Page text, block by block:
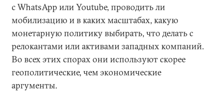
с WhatsApp или Youtube, проводить ли
мобилизацию и в каких масштабах, какую
монетарную политику выбирать, что делать с
релокантами или активами западных компаний.
Во всех этих спорах они используют скорее
геополитические, чем экономические
аргументы.